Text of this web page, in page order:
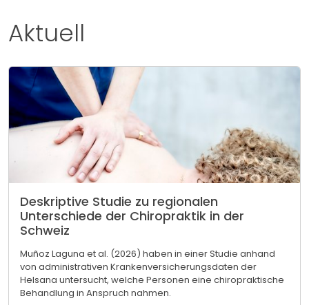
Aktuell
Deskriptive Studie zu regionalen
Unterschiede der Chiropraktik in der
Schweiz
Muñoz Laguna et al. (2026) haben in einer Studie anhand
von administrativen Krankenversicherungsdaten der
Helsana untersucht, welche Personen eine chiropraktische
Behandlung in Anspruch nahmen.